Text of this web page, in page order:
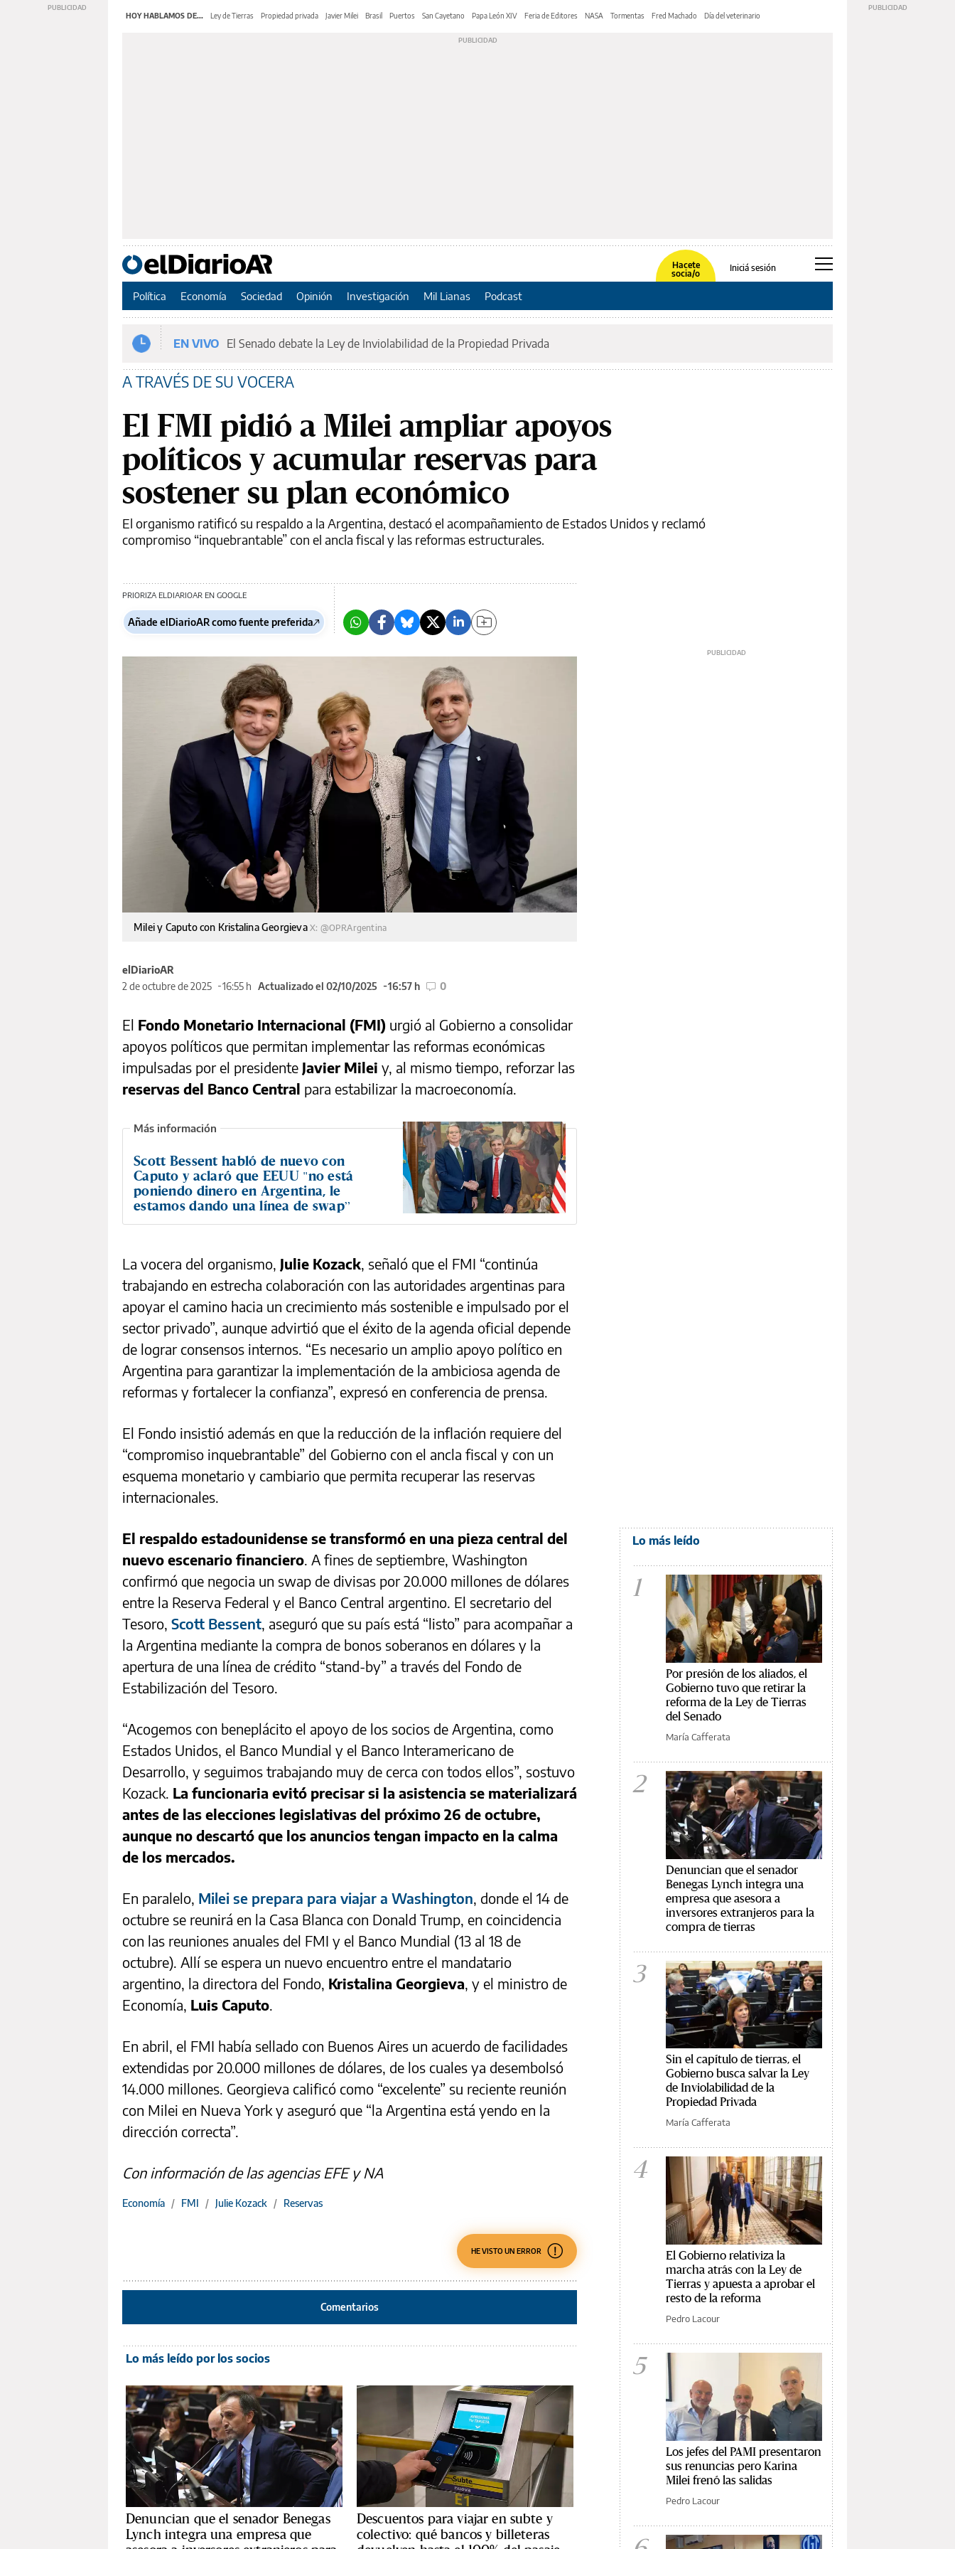
HOY HABLAMOS DE... Ley de Tierras Propiedad privada Javier Milei Brasil Puertos San Cayetano Papa León XIV Feria de Editores NASA Tormentas Fred Machado Día del veterinario
Hacete
socia/o
Iniciá sesión
Política Economía Sociedad Opinión Investigación Mil Lianas Podcast
EN VIVO El Senado debate la Ley de Inviolabilidad de la Propiedad Privada
A TRAVÉS DE SU VOCERA
El FMI pidió a Milei ampliar apoyos
políticos y acumular reservas para
sostener su plan económico
El organismo ratificó su respaldo a la Argentina, destacó el acompañamiento de Estados Unidos y reclamó
compromiso “inquebrantable” con el ancla fiscal y las reformas estructurales.
PRIORIZA ELDIARIOAR EN GOOGLE
Añade elDiarioAR como fuente preferida
Milei y Caputo con Kristalina Georgieva X: @OPRArgentina
elDiarioAR
2 de octubre de 2025
16:55 h Actualizado el 02/10/2025 16:57 h 0
El Fondo Monetario Internacional (FMI) urgió al Gobierno a consolidar
apoyos políticos que permitan implementar las reformas económicas
impulsadas por el presidente Javier Milei y, al mismo tiempo, reforzar las
reservas del Banco Central para estabilizar la macroeconomía.
Scott Bessent habló de nuevo con
Caputo y aclaró que EEUU "no está
poniendo dinero en Argentina, le
estamos dando una línea de swap”
La vocera del organismo, Julie Kozack, señaló que el FMI “continúa
trabajando en estrecha colaboración con las autoridades argentinas para
apoyar el camino hacia un crecimiento más sostenible e impulsado por el
sector privado”, aunque advirtió que el éxito de la agenda oficial depende
de lograr consensos internos. “Es necesario un amplio apoyo político en
Argentina para garantizar la implementación de la ambiciosa agenda de
reformas y fortalecer la confianza”, expresó en conferencia de prensa.
El Fondo insistió además en que la reducción de la inflación requiere del
“compromiso inquebrantable” del Gobierno con el ancla fiscal y con un
esquema monetario y cambiario que permita recuperar las reservas
internacionales.
El respaldo estadounidense se transformó en una pieza central del
nuevo escenario financiero. A fines de septiembre, Washington
confirmó que negocia un swap de divisas por 20.000 millones de dólares
entre la Reserva Federal y el Banco Central argentino. El secretario del
Tesoro, Scott Bessent, aseguró que su país está “listo” para acompañar a
la Argentina mediante la compra de bonos soberanos en dólares y la
apertura de una línea de crédito “stand-by” a través del Fondo de
Estabilización del Tesoro.
“Acogemos con beneplácito el apoyo de los socios de Argentina, como
Estados Unidos, el Banco Mundial y el Banco Interamericano de
Desarrollo, y seguimos trabajando muy de cerca con todos ellos”, sostuvo
Kozack. La funcionaria evitó precisar si la asistencia se materializará
antes de las elecciones legislativas del próximo 26 de octubre,
aunque no descartó que los anuncios tengan impacto en la calma
de los mercados.
En paralelo, Milei se prepara para viajar a Washington, donde el 14 de
octubre se reunirá en la Casa Blanca con Donald Trump, en coincidencia
con las reuniones anuales del FMI y el Banco Mundial (13 al 18 de
octubre). Allí se espera un nuevo encuentro entre el mandatario
argentino, la directora del Fondo, Kristalina Georgieva, y el ministro de
Economía, Luis Caputo.
En abril, el FMI había sellado con Buenos Aires un acuerdo de facilidades
extendidas por 20.000 millones de dólares, de los cuales ya desembolsó
14.000 millones. Georgieva calificó como “excelente” su reciente reunión
con Milei en Nueva York y aseguró que “la Argentina está yendo en la
dirección correcta”.
Con información de las agencias EFE y NA
Economía / FMI / Julie Kozack / Reservas
HE VISTO UN ERROR
Comentarios
Lo más leído por los socios
Denuncian que el senador Benegas
Lynch integra una empresa que
Descuentos para viajar en subte y
colectivo: qué bancos y billeteras
Lo más leído
1
Por presión de los aliados, el
Gobierno tuvo que retirar la
reforma de la Ley de Tierras
del Senado
María Cafferata
2
Denuncian que el senador
Benegas Lynch integra una
empresa que asesora a
inversores extranjeros para la
compra de tierras
3
Sin el capítulo de tierras, el
Gobierno busca salvar la Ley
de Inviolabilidad de la
Propiedad Privada
María Cafferata
4
El Gobierno relativiza la
marcha atrás con la Ley de
Tierras y apuesta a aprobar el
resto de la reforma
Pedro Lacour
5
Los jefes del PAMI presentaron
sus renuncias pero Karina
Milei frenó las salidas
Pedro Lacour